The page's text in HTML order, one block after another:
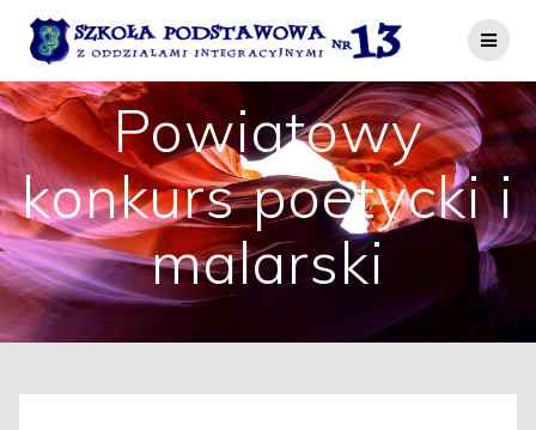
do
treści
Powiatowy
konkurs poetycki i
malarski